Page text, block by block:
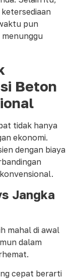
pun
Beton
tidak hanya
ekonomi.
dengan biaya
Jangka
mahal di awal
dalam
cepat berarti